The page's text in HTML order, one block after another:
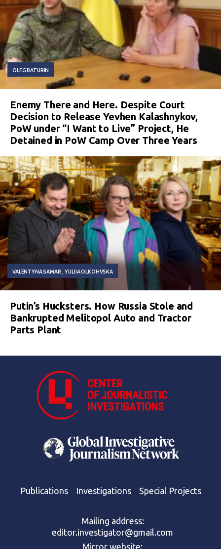
OLEG BATURIN
Enemy There and Here. Despite Court
Decision to Release Yevhen Kalashnykov,
PoW under “I Want to Live” Project, He
Detained in PoW Camp Over Three Years
VALENTYNA SAMAR YULIIA OLKOHVSKA
Putin’s Hucksters. How Russia Stole and
Bankrupted Melitopol Auto and Tractor
Parts Plant
Publications Investigations Special Projects
Mailing address:
editor.investigator@gmail.com
Mirror website: